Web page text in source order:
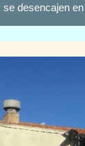
se desencajen